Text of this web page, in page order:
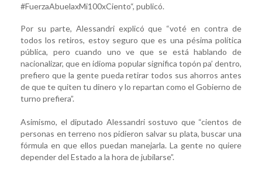
#FuerzaAbuelaxMi100xCiento“, publicó.
Por su parte, Alessandri explicó que “voté en contra de
todos los retiros, estoy seguro que es una pésima política
pública, pero cuando uno ve que se está hablando de
nacionalizar, que en idioma popular significa topón pa’ dentro,
prefiero que la gente pueda retirar todos sus ahorros antes
de que te quiten tu dinero y lo repartan como el Gobierno de
turno prefiera”.
Asimismo, el diputado Alessandri sostuvo que “cientos de
personas en terreno nos pidieron salvar su plata, buscar una
fórmula en que ellos puedan manejarla. La gente no quiere
depender del Estado a la hora de jubilarse”.